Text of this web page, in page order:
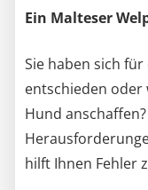
Ein Malteser
Sie haben sich
entschieden oder
Hund
hilft Ihnen Fehler